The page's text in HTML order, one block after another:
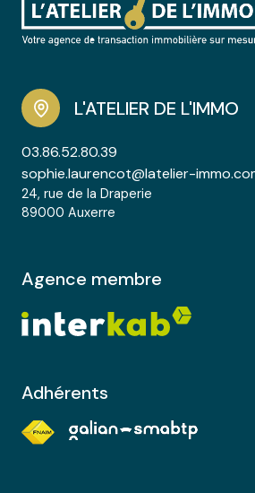
L'ATELIER DE L'IMMO
03.86.52.80.39
sophie.laurencot@latelier-
24, rue de la Draperie
89000 Auxerre
Agence membre
Adhérents